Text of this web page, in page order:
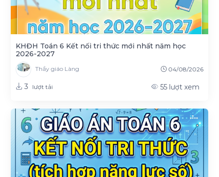
KHĐH Toán 6 Kết nối tri thức mới nhất năm học
2026-2027
Thầy giáo Làng 04/08/2026
3 lượt tải 55 lượt xem